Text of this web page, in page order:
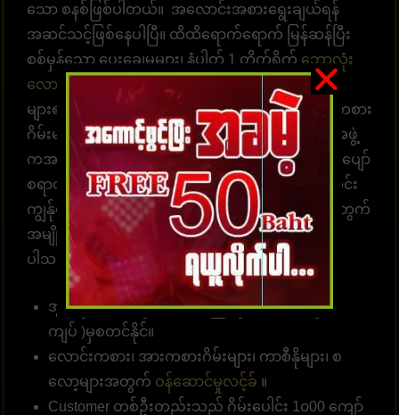
သော စနစ်ဖြစ်ပါတယ်။ အလောင်းအစားရွေးချယ်ရန်
အဆင်သင့်ဖြစ်နေပါပြီ။ ထိထိရောက်ရောက် မြန်ဆန်ပြီး
စစ်မှန်သော ပေးချေမှုများ၊ နံပါတ် 1 တိုက်ရိုက် ဘောလုံး
လောင်းကစားဝက်ဘ်ဆိုက်
UFABET သည် လူအ
များ၏နှလုံးသားကို အနိုင်ယူသည်။ အွန်လိုင်းလောင်းကစား
ဂိမ်းများကို အချိန်မရွေးကစားရန် ဝန်ဆောင်မှုပေးတဲ့အဖွဲ့
ကအမြဲ စောင့်ဆိုင်းနေပါတယ်။ အွန်လောင်းကစားဂိမ်းပျော်
စရာတွင်ပါဝင်ဆင်နွဲပါ။ကျွန်ုပ်တို့သည် အောက်ပါအတိုင်း
ကျွန်ုပ်တို့၏ဝဘ်ဆိုဒ်မှာ ကစားရန် ဆုံးဖြတ်ရန် သင့်အတွက်
အမျိုးမျိုးသော အကျိုးကျေးဇူးများကို စုစည်းထား
ပါသည်။
အွန်လိုင်းဘောလုံးလောင်းကြေကိုး 10 ဘတ် (၅၀၀
ကျပ် )မှစတင်နိုင်။
လောင်းကစား၊ အားကစားဂိမ်းများ၊ ကာစီနိုများ၊ စ
လော့များအတွက် ဝန်ဆောင်မှုလင့်ခ် ။
Customer တစ်ဦးတည်းသည် ဂိမ်းပေါင်း 1၀00 ကျော်